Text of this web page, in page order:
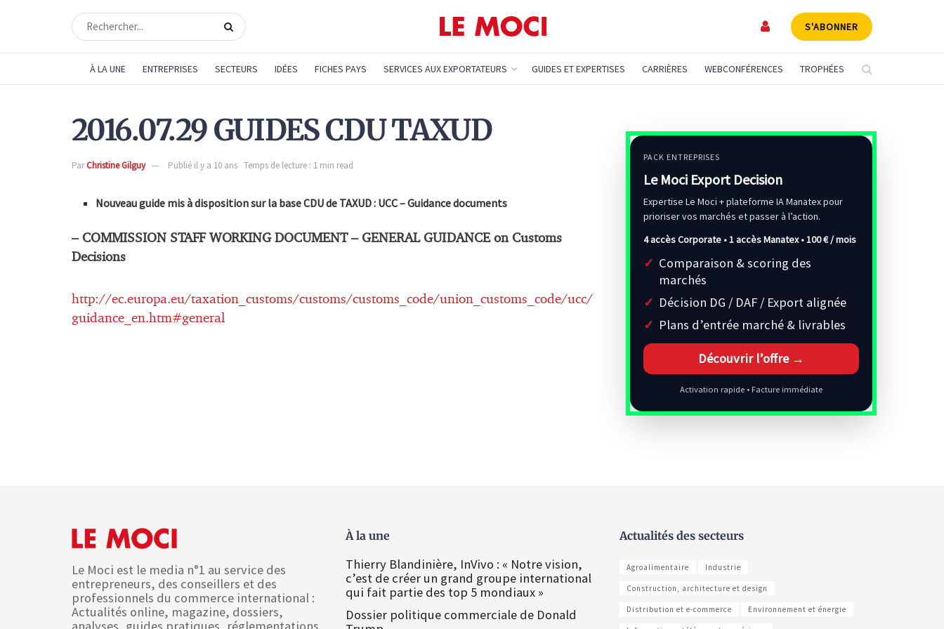
S'ABONNER
À LA UNE ENTREPRISES SECTEURS IDÉES FICHES PAYS SERVICES AUX EXPORTATEURS GUIDES ET EXPERTISES CARRIÈRES WEBCONFÉRENCES TROPHÉES
2016.07.29 GUIDES CDU TAXUD
ParChristine Gilguy Publié il y a 10 ans Temps de lecture : 1 min read
Nouveau guide mis à disposition sur la base CDU de TAXUD : UCC – Guidance documents
– COMMISSION STAFF WORKING DOCUMENT – GENERAL GUIDANCE on Customs
Decisions
http://ec.europa.eu/taxation_customs/customs/customs_code/union_customs_code/ucc/
guidance_en.htm#general
PACK ENTREPRISES
Le Moci Export Decision
Expertise Le Moci + plateforme IA Manatex pour
prioriser vos marchés et passer à l’action.
4 accès Corporate • 1 accès Manatex •100 € / mois
Comparaison & scoring des
marchés
Décision DG / DAF / Export alignée
Plans d’entrée marché & livrables
Découvrir l’offre →
Activation rapide • Facture immédiate
Le Moci est le media n°1 au service des
entrepreneurs, des conseillers et des
professionnels du commerce international :
Actualités online, magazine, dossiers,
analyses, guides pratiques, réglementations,
À la une
Thierry Blandinière, InVivo : « Notre vision,
c’est de créer un grand groupe international
qui fait partie des top 5 mondiaux »
Dossier politique commerciale de Donald
Actualités des secteurs
Agroalimentaire Industrie
Construction, architecture et design
Distribution et e-commerce Environnement et énergie